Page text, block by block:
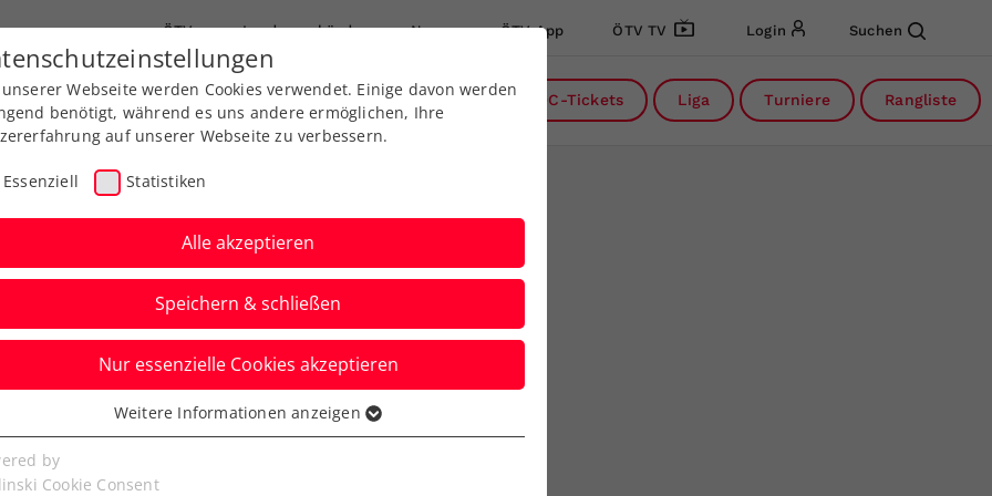
ÖTV Landesverbände News ÖTV App ÖTV TV Login Suchen
Ausbildung Services Über uns DC-Tickets Liga Turniere Rangliste
Taucher kürt sich
Webseite werden Cookies verwendet. Einige davon werden
benötigt, während es uns andere ermöglichen, Ihre
auf unserer Webseite zu verbessern.
Essenziell Statistiken
Alle akzeptieren
Speichern & schließen
Nur essenzielle Cookies akzeptieren
Cookies werden für grundlegende Funktionen der
benötigt. Dadurch ist gewährleistet, dass die Webseite
Weitere Informationen anzeigen
by
Cookie Consent